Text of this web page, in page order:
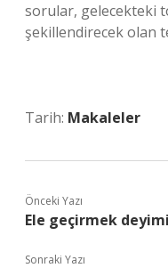
sorular, gelecekteki
şekillendirecek olan
Tarih: Makaleler
Önceki Yazı
Ele geçirmek
Sonraki Yazı